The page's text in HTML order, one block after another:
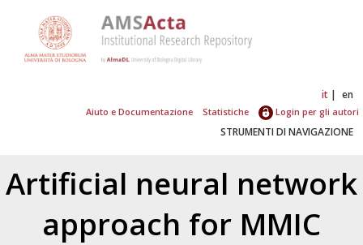
it en
Aiuto e Documentazione Statistiche Login per gli autori
STRUMENTI DI NAVIGAZIONE
Artificial neural network
approach for MMIC